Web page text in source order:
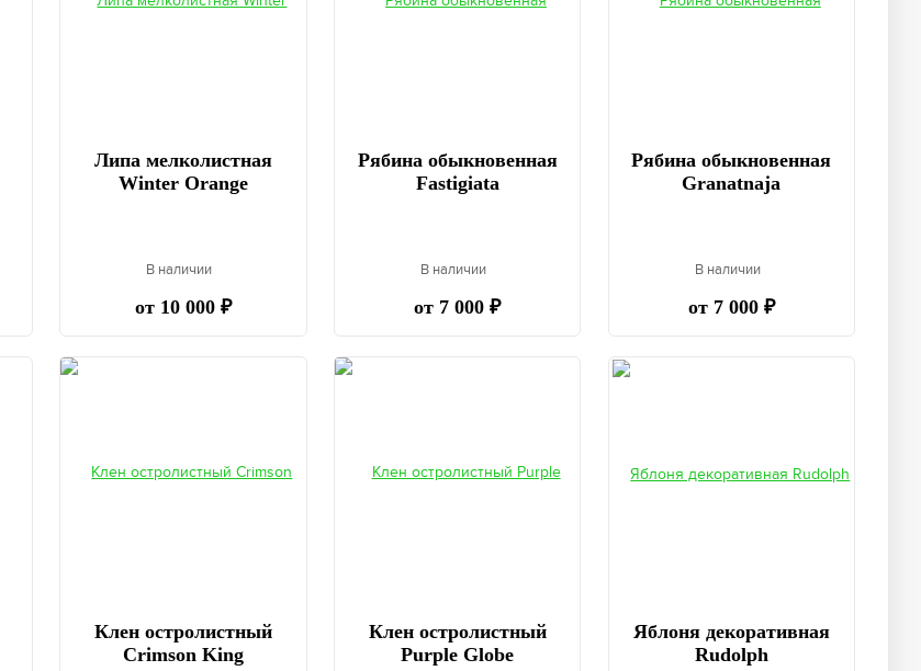
Липа мелколистная
Winter Orange
В наличии
от 10 000 ₽
Рябина обыкновенная
Fastigiata
В наличии
от 7 000 ₽
Рябина обыкновенная
Granatnaja
В наличии
от 7 000 ₽
Клен остролистный
Crimson King
Клен остролистный
Purple Globe
Яблоня декоративная
Rudolph